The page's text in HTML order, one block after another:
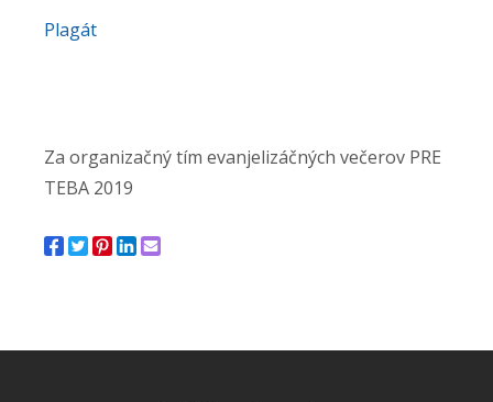
Plagát
Za organizačný tím evanjelizáčných večerov PRE
TEBA 2019